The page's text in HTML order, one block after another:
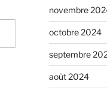
novembre
octobre 2024
septembre
août 2024